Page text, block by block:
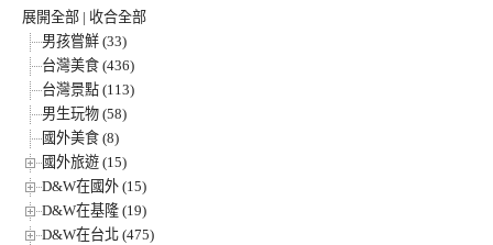
展開全部 | 收合全部
男孩嘗鮮 (33)
台灣美食 (436)
台灣景點 (113)
男生玩物 (58)
國外美食 (8)
國外旅遊 (15)
D&W在國外 (15)
D&W在基隆 (19)
D&W在台北 (475)